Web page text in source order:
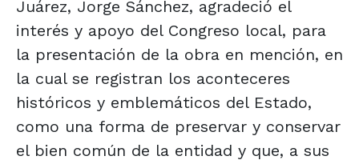
Juárez, Jorge Sánchez, agradeció el
interés y apoyo del Congreso local, para
la presentación de la obra en mención, en
la cual se registran los aconteceres
históricos y emblemáticos del Estado,
como una forma de preservar y conservar
el bien común de la entidad y que, a sus